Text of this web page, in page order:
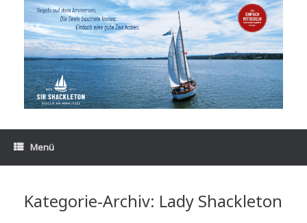
springen
Menü
Kategorie-Archiv: Lady Shackleton